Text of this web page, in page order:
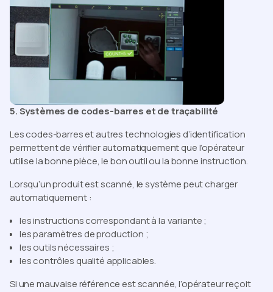
5. Systèmes de codes-barres et de traçabilité
Les codes-barres et autres technologies d’identification
permettent de vérifier automatiquement que l’opérateur
utilise la bonne pièce, le bon outil ou la bonne instruction.
Lorsqu’un produit est scanné, le système peut charger
automatiquement :
les instructions correspondant à la variante ;
les paramètres de production ;
les outils nécessaires ;
les contrôles qualité applicables.
Si une mauvaise référence est scannée, l’opérateur reçoit